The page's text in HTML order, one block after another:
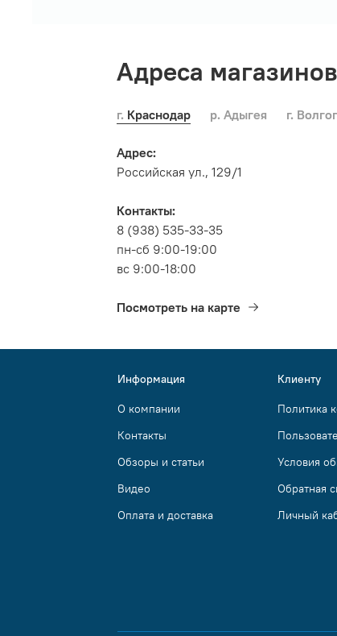
Адреса магазинов
г. Краснодар р. Адыгея г.
Адрес:
Российская ул., 129/1
Контакты:
8 (938) 535-33-35
пн-сб 9:00-19:00
вс 9:00-18:00
Посмотреть на карте
Информация
О компании
Контакты
Обзоры и статьи
Видео
Оплата и доставка
Клиенту
Политика
Условия
Обратная
Личный